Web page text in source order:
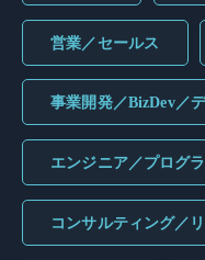
営業／セールス
事業開発／BizDev／
エンジニア／プログ
コンサルティング／